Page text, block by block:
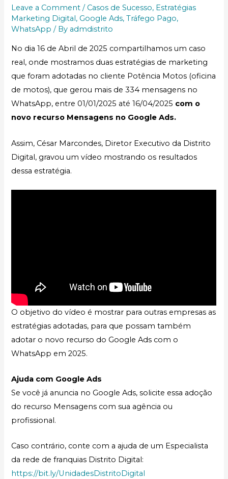
Leave a Comment / Casos de Sucesso, Estratégias
Marketing Digital, Google Ads,Tráfego Pago,
WhatsApp / By admdistrito
No dia 16 de Abril de 2025 compartilhamos um caso
real, onde mostramos duas estratégias de marketing
que foram adotadas no cliente Potência Motos (oficina
de motos), que gerou mais de 334 mensagens no
WhatsApp, entre 01/01/2025 até 16/04/2025 com o
novo recurso Mensagens no Google Ads.
Assim, César Marcondes, Diretor Executivo da Distrito
Digital, gravou um vídeo mostrando os resultados
dessa estratégia.
O objetivo do vídeo é mostrar para outras empresas as
estratégias adotadas, para que possam também
adotar o novo recurso do Google Ads com o
WhatsApp em 2025.
Ajuda com Google Ads
Se você já anuncia no Google Ads, solicite essa adoção
do recurso Mensagens com sua agência ou
profissional.
Caso contrário, conte com a ajuda de um Especialista
da rede de franquias Distrito Digital:
https://bit.ly/UnidadesDistritoDigital